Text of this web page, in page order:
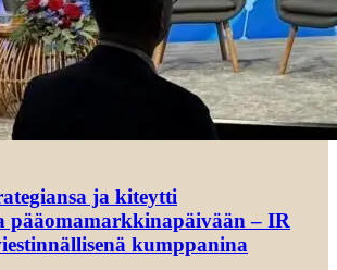
ja kiteytti
pääomamarkkinapäivään – IR
kumppanina